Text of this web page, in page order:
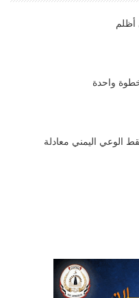
أظلم
واحدة
الوعي اليمني معادلة